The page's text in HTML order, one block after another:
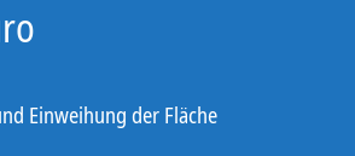
Einweihung der Fläche